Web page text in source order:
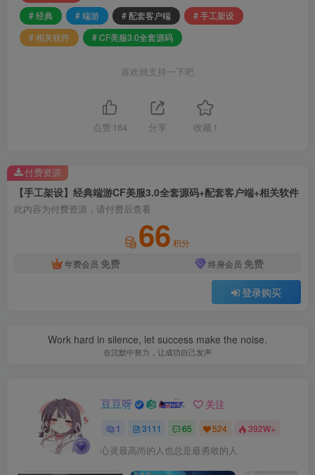
# 经典 # 端游 # 配套客户端
# 手工架设
# 相关软件
# CF美服3.0全套源码
喜欢就支持一下吧
点赞 164 分享 收藏 1
【手工架设】经典端游CF美服3.0全套源码+配套客户端+相关软件
此内容为付费资源，请付费后查看
66 积分
年费会员 免费 终身会员 免费
登录购买
付费资源
Work hard in silence, let success make the noise.
在沉默中努力，让成功自己发声
豆豆呀 关注
1 3111 65 524 392W+
心灵最高尚的人也总是最勇敢的人